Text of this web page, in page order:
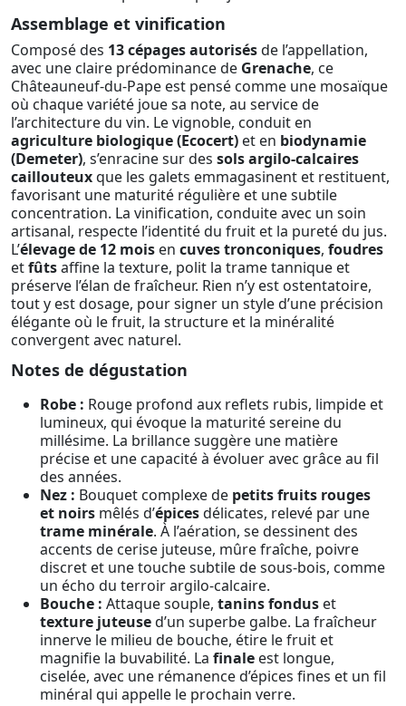
Assemblage et vinification
Composé des 13 cépages autorisésde l’appellation,
avec une claire prédominance de Grenache, ce
Châteauneuf-du-Pape est pensé comme une mosaïque
où chaque variété joue sa note, au service de
l’architecture du vin. Le vignoble, conduit en
agriculture biologique (Ecocert) et en biodynamie
(Demeter), s’enracine sur des sols argilo-calcaires
caillouteuxque les galets emmagasinent et restituent,
favorisant une maturité régulière et une subtile
concentration. La vinification, conduite avec un soin
artisanal, respecte l’identité du fruit et la pureté du jus.
L’élevage de 12 mois en cuves tronconiques, foudres
etfûtsaffine la texture, polit la trame tannique et
préserve l’élan de fraîcheur. Rien n’y est ostentatoire,
tout y est dosage, pour signer un style d’une précision
élégante où le fruit, la structure et la minéralité
convergent avec naturel.
Notes de dégustation
Robe : Rouge profond aux reflets rubis, limpide et
lumineux, qui évoque la maturité sereine du
millésime. La brillance suggère une matière
précise et une capacité à évoluer avec grâce au fil
des années.
Nez : Bouquet complexe de petits fruits rouges
et noirs mêlés d’épicesdélicates, relevé par une
trame minérale. À l’aération, se dessinent des
accents de cerise juteuse, mûre fraîche, poivre
discret et une touche subtile de sous-bois, comme
un écho du terroir argilo-calcaire.
Bouche : Attaque souple, tanins fondus et
texture juteused’un superbe galbe. La fraîcheur
innerve le milieu de bouche, étire le fruit et
magnifie la buvabilité. La finale est longue,
ciselée, avec une rémanence d’épices fines et un fil
minéral qui appelle le prochain verre.